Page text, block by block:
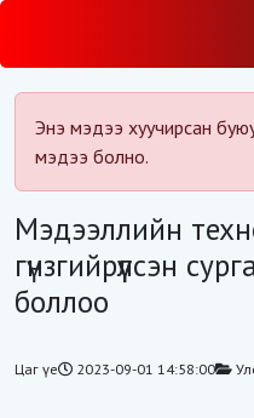
Энэ мэдээ хуучирсан
мэдээ болно.
Мэдээллийн
гүнзгийрүүлсэн
боллоо
Цаг үе 2023-09-01 14:58:00